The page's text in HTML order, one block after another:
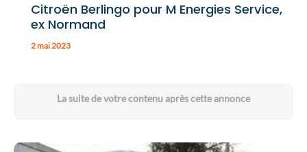
Citroën Berlingo pour M Energies Service,
ex Normand
2 mai 2023
La suite de votre contenu après cette annonce